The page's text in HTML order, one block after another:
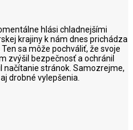
hlási chladnejšími
krajiny k nám dnes prichádza
sa môže pochváliť, že svoje
zvýšil bezpečnosť a ochránil
načítanie stránok. Samozrejme,
drobné vylepšenia.